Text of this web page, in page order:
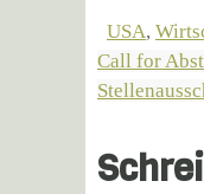
USA,
Call for